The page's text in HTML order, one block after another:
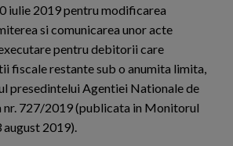
iulie 2019 pentru modificarea
si comunicarea unor acte
pentru debitorii care
fiscale restante sub o anumita limita,
presedintelui Agentiei Nationale de
nr. 727/2019 (publicata in Monitorul
2019).